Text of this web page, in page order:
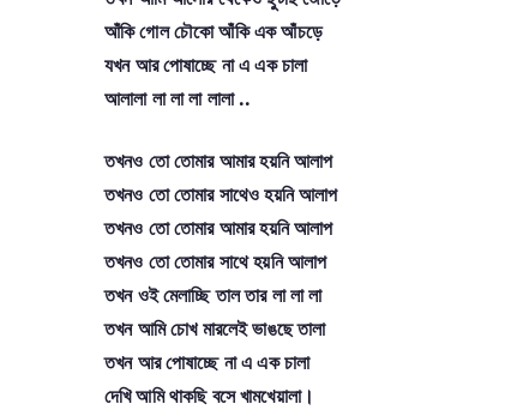
আঁকি গোল চৌকো আঁকি এক আঁচড়ে
যখন আর পোষাচ্ছে না এ এক চালা
আলালা লা লা লা লালা ..
তখনও তো তোমার আমার হয়নি আলাপ
তখনও তো তোমার সাথেও হয়নি আলাপ
তখনও তো তোমার আমার হয়নি আলাপ
তখনও তো তোমার সাথে হয়নি আলাপ
তখন ওই মেলাচ্ছি তাল তার লা লা লা
তখন আমি চোখ মারলেই ভাঙছে তালা
তখন আর পোষাচ্ছে না এ এক চালা
দেখি আমি থাকছি বসে খামখেয়ালা।